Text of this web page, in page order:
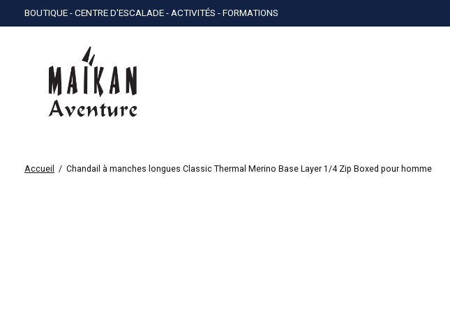
BOUTIQUE - CENTRE D'ESCALADE - ACTIVITÉS - FORMATIONS
Accueil / Chandail à manches longues Classic Thermal Merino Base Layer 1/4 Zip Boxed pour homme